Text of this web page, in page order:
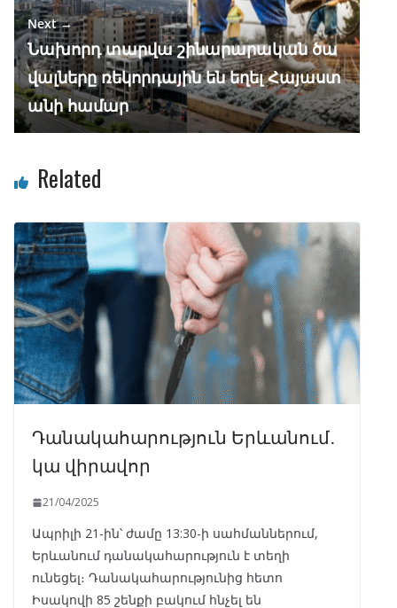
Next →
Նախորդ տարվա շինարարական ծա
վալները ռեկորդային են եղել Հայաստ
անի համար
Related
Դանակահարություն Երևանում․
կա վիրավոր
21/04/2025
Ապրիլի 21-ին՝ ժամը 13:30-ի սահմաններում,
Երևանում դանակահարություն է տեղի
ունեցել։ Դանակահարությունից հետո
Իսակովի 85 շենքի բակում հնչել են